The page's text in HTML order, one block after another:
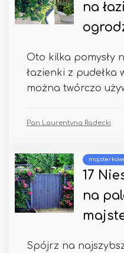
na
Oto kilka pomysły
łazienki z pudełka
można twórczo
Pan Laurentyna Radecki
17
na
Spójrz na